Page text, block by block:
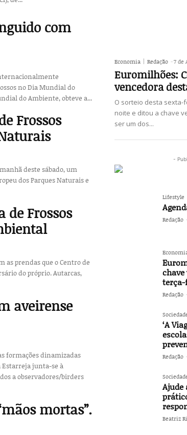
com
no Dia Mundial do
do Ambiente, obteve a...
Frossos
deste sábado, um
dos Parques Naturais e
de Frossos
as prendas que o Centro de
do próprio. Autarcas,
aveirense
formações dinamizadas
a observadores/birders
mortas”.
Economia Redação -7 de
Euromilhões:
vencedora
O sorteio desta sexta-
noite e ditou a chave
ser um dos...
-
Lifestyle
Redação
chave
Redação
‘A
Redação
Ajude
Beatriz